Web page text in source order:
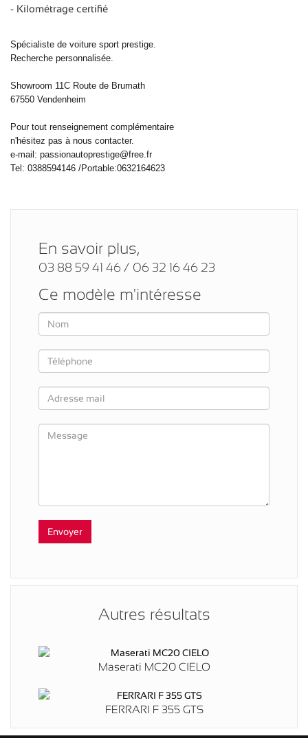
- Kilométrage certifié
Spécialiste de voiture sport prestige.
Recherche personnalisée.
Showroom 11C Route de Brumath
67550 Vendenheim
Pour tout renseignement complémentaire
n'hésitez pas à nous contacter.
e-mail: passionautoprestige@free.fr
Tel: 0388594146 /Portable:0632164623
En savoir plus,
03 88 59 41 46 / 06 32 16 46 23
Ce modèle m'intéresse
Autres résultats
Maserati MC20 CIELO
FERRARI F 355 GTS